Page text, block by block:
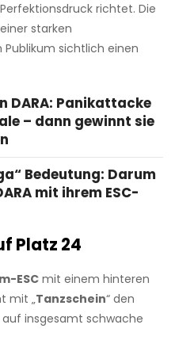
richtet. Die
starken
sichtlich einen
DARA: Panikattacke
– dann gewinnt sie
Bedeutung: Darum
mit ihrem ESC-
Platz 24
ESC mit einem hinteren
mit „Tanzschein“ den
insgesamt schwache